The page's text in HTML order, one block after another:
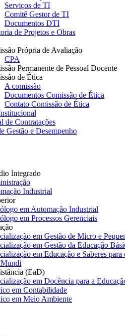
Serviços de TI
Comitê Gestor de TI
Documentos DTI
de Projetos e Obras
Própria de Avaliação
CPA
Permanente de Pessoal Docente
de Ética
A comissão
Documentos Comissão de Ética
Contato Comissão de Ética
de Contratações
Gestão e Desempenho
Integrado
Industrial
em Automação Industrial
em Processos Gerenciais
em Gestão de Micro e
em Gestão da Educação
em Educação e Saberes
(EaD)
em Docência para a
em Contabilidade
em Meio Ambiente